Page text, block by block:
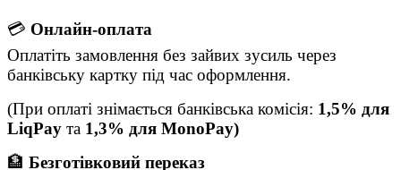
💳 Онлайн-оплата
Оплатіть замовлення без зайвих зусиль через
банківську картку під час оформлення.
(При оплаті знімається банківська комісія: 1,5% для
LiqPay та 1,3% для MonoPay)
🏦 Безготівковий переказ